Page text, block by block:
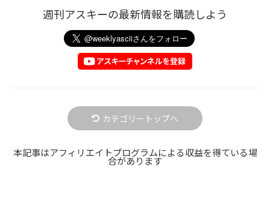
週刊アスキーの最新情報を購読しよう
カテゴリートップへ
本記事はアフィリエイトプログラムによる収益を得ている場
合があります